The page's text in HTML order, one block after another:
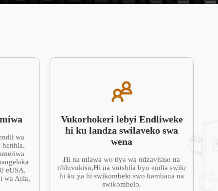
wa
eUSA,
wa Asia,
Vukorhokeri lebyi Endliweke
hi ku landza swilaveko swa
wena
Hi na ntlawa wo tiya wa ndzavisiso na
nhluvukiso,Hi na vutshila byo endla swilo
hi ku ya hi swikombelo swo hambana na
swikombelo.